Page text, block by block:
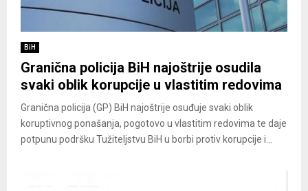
BiH
Granična policija BiH najoštrije osudila
svaki oblik korupcije u vlastitim redovima
Granična policija (GP) BiH najoštrije osuđuje svaki oblik
koruptivnog ponašanja, pogotovo u vlastitim redovima te daje
potpunu podršku Tužiteljstvu BiH u borbi protiv korupcije i...